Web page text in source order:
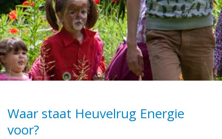
Waar staat Heuvelrug Energie
voor?